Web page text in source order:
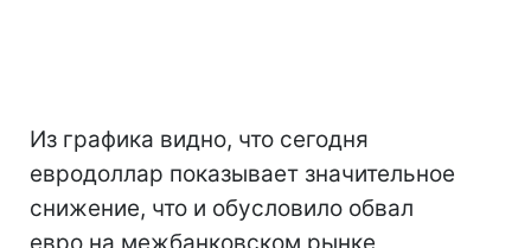
Из графика видно, что сегодня
евродоллар показывает значительное
снижение, что и обусловило обвал